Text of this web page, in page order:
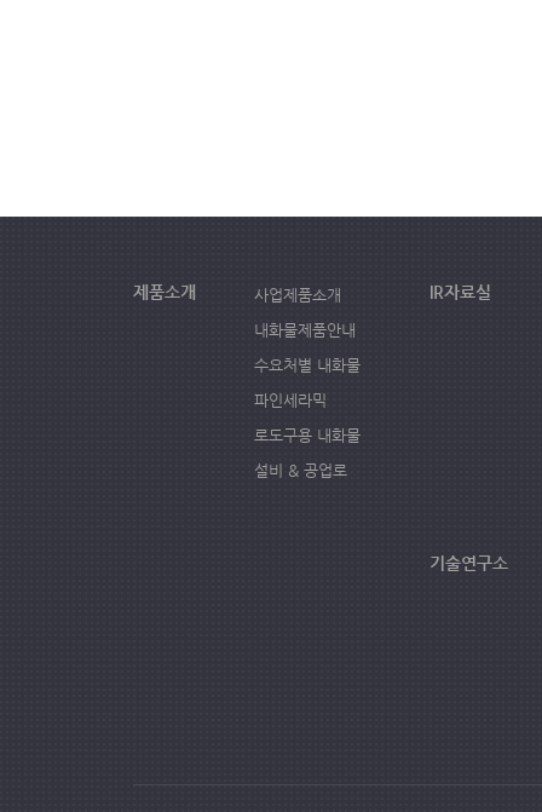
제품소개
사업제품소개
내화물제품안내
수요처별 내화물
파인세라믹
로도구용 내화물
설비 & 공업로
IR자료실
기술연구소